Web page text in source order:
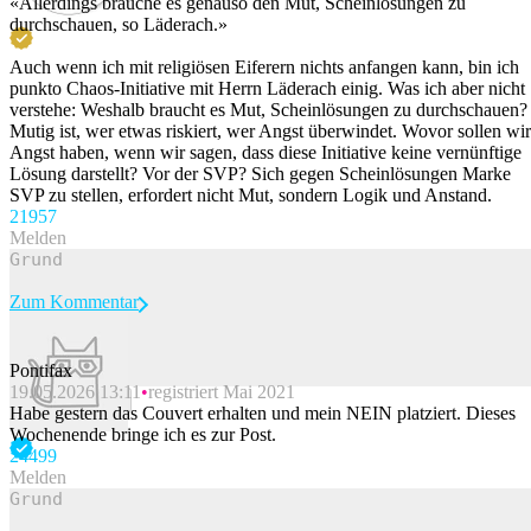
durchschauen, so Läderach.»
Auch wenn ich mit religiösen Eiferern nichts anfangen kann, bin ich
punkto Chaos-Initiative mit Herrn Läderach einig. Was ich aber nicht
verstehe: Weshalb braucht es Mut, Scheinlösungen zu durchschauen?
Mutig ist, wer etwas riskiert, wer Angst überwindet. Wovor sollen wir
Angst haben, wenn wir sagen, dass diese Initiative keine vernünftige
Lösung darstellt? Vor der SVP? Sich gegen Scheinlösungen Marke
SVP zu stellen, erfordert nicht Mut, sondern Logik und Anstand.
21957
Melden
Beitrag melden
Zum Kommentar
Pontifax
19.05.2026 13:11 registriert Mai 2021
Habe gestern das Couvert erhalten und mein NEIN platziert. Dieses
Wochenende bringe ich es zur Post.
24499
Melden